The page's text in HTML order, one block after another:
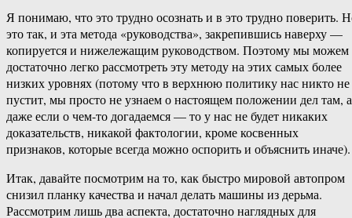
Я понимаю, что это трудно осознать и в это трудно поверить.
это так, и эта метода «руководства», закрепившись наверху —
копируется и нижележащим руководством. Поэтому мы можем
достаточно легко рассмотреть эту методу на этих самых более
низких уровнях (потому что в верхнюю политику нас никто не
пустит, мы просто не узнаем о настоящем положении дел там, а
даже если о чем-то догадаемся — то у нас не будет никаких
доказательств, никакой фактологии, кроме косвенных
признаков, которые всегда можно оспорить и объяснить иначе).
Итак, давайте посмотрим на то, как быстро мировой автопром
снизил планку качества и начал делать машины из дерьма.
Рассмотрим лишь два аспекта, достаточно наглядных для